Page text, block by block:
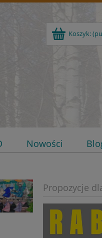
Koszyk:
Nowości
Propozycje